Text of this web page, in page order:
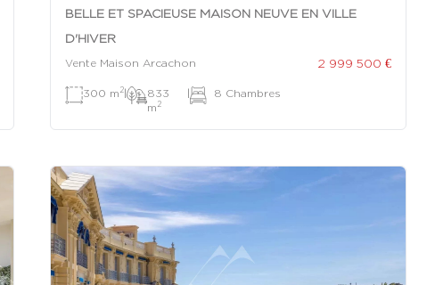
BELLE ET SPACIEUSE MAISON NEUVE EN VILLE
D'HIVER
Vente Maison Arcachon 2 999 500 €
300 m 2|
833
m 2
| 8 Chambres